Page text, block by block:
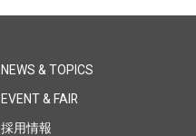
NEWS & TOPICS
EVENT & FAIR
採用情報